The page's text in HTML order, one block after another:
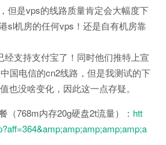
但是vps的线路质量肯定会大幅度下
sl机房的任何vps！还是自有机房靠
经支持支付宝了！同时他们推特上宣
国电信的cn2线路，但是我测试的下
也没啥变化，因此这一点存疑。
（768m内存20g硬盘2t流量）： htt